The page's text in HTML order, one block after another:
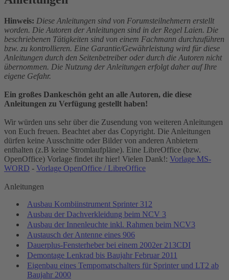
Hinweis: Diese Anleitungen sind von Forumsteilnehmern erstellt
worden. Die Autoren der Anleitungen sind in der Regel Laien. Die
beschriebenen Tätigkeiten sind von einem Fachmann durchzuführen
bzw. zu kontrollieren. Eine Garantie/Gewährleistung wird für diese
Anleitungen durch den Seitenbetreiber oder durch die Autoren nicht
übernommen. Die Nutzung der Anleitungen erfolgt daher auf Ihre
eigene Gefahr.
Ein großes Dankeschön geht an alle Autoren, die diese
Anleitungen zu Verfügung gestellt haben!
Wir würden uns sehr über die Zusendung von weiteren Anleitungen
von Euch freuen. Beachtet aber das Copyright. Die Anleitungen
dürfen keine Ausschnitte oder Bilder von anderen Anbietern
enthalten (z.B keine Stromlaufpläne). Eine LibreOffice (bzw.
OpenOffice) Vorlage findet ihr hier! Vielen Dank!: Vorlage MS-
WORD - Vorlage OpenOffice / LibreOffice
Anleitungen
Ausbau Kombiinstrument Sprinter 312
Ausbau der Dachverkleidung beim NCV 3
Ausbau der Innenleuchte inkl. Rahmen beim NCV3
Austausch der Antenne eines 906
Dauerplus-Fensterheber bei einem 2002er 213CDI
Demontage Lenkrad bis Baujahr Februar 2011
Eigenbau eines Tempomatschalters für Sprinter und LT2 ab
Baujahr 2000